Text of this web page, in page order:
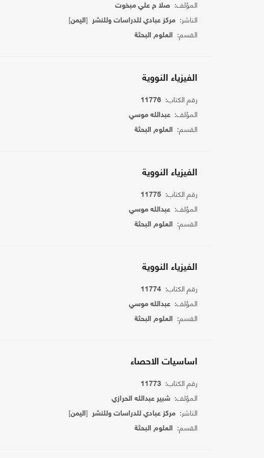
المؤلف: صلا ح علي مبخوت
الناشر: مركز عبادي للدراسات وللنشر [اليمن]
القسم: العلوم البحثة
الفيزياء النووية
رقم الكتاب: 11776
المؤلف: عبدالله موسي
القسم: العلوم البحثة
الفيزياء النووية
رقم الكتاب: 11775
المؤلف: عبدالله موسي
القسم: العلوم البحثة
الفيزياء النووية
رقم الكتاب: 11774
المؤلف: عبدالله موسي
القسم: العلوم البحثة
اساسيات الاحصاء
رقم الكتاب: 11773
المؤلف: شبير عبدالله الحرازي
الناشر: مركز عبادي للدراسات وللنشر [اليمن]
القسم: العلوم البحثة